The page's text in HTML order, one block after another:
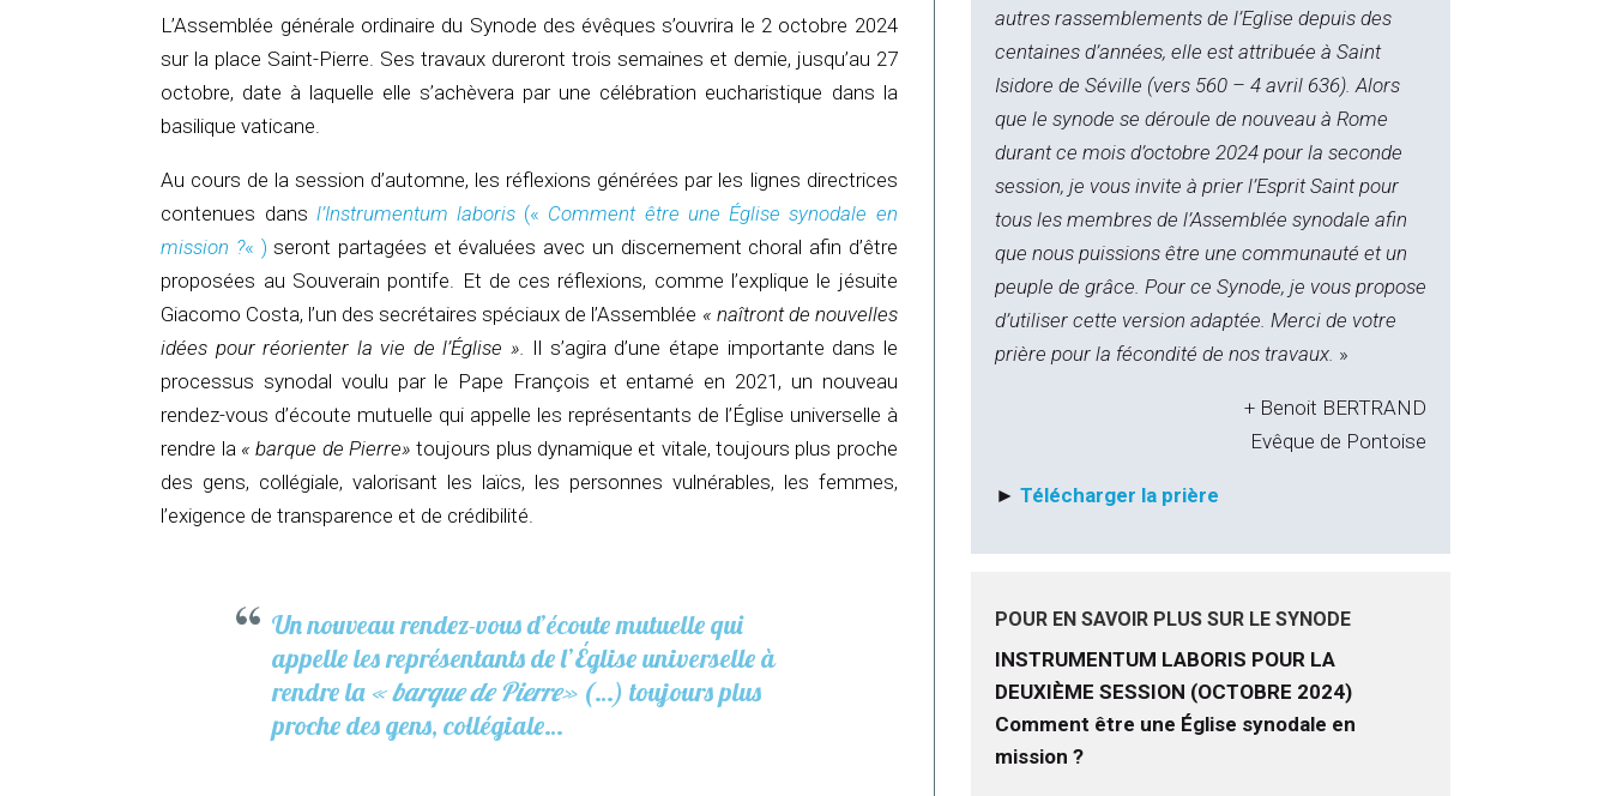
L’Assemblée générale ordinaire du Synode des évêques s’ouvrira le 2 octobre 2024
sur la place Saint-Pierre. Ses travaux dureront trois semaines et demie, jusqu’au 27
octobre, date à laquelle elle s’achèvera par une célébration eucharistique dans la
basilique vaticane.
Au cours de la session d’automne, les réflexions générées par les lignes directrices
contenues dans l’Instrumentum laboris (« Comment être une Église synodale en
mission ?« ) seront partagées et évaluées avec un discernement choral afin d’être
proposées au Souverain pontife. Et de ces réflexions, comme l’explique le jésuite
Giacomo Costa, l’un des secrétaires spéciaux de l’Assemblée « naîtront de nouvelles
idées pour réorienter la vie de l’Église ». Il s’agira d’une étape importante dans le
processus synodal voulu par le Pape François et entamé en 2021, un nouveau
rendez-vous d’écoute mutuelle qui appelle les représentants de l’Église universelle à
rendre la « barque de Pierre» toujours plus dynamique et vitale, toujours plus proche
des gens, collégiale, valorisant les laïcs, les personnes vulnérables, les femmes,
l’exigence de transparence et de crédibilité.
Un nouveau rendez-vous d’écoute mutuelle qui
appelle les représentants de l’Église universelle à
rendre la « barque de Pierre»(…) toujours plus
proche des gens, collégiale…
autres rassemblements de l’Eglise depuis des
centaines d’années, elle est attribuée à Saint
Isidore de Séville (vers 560 – 4 avril 636). Alors
que le synode se déroule de nouveau à Rome
durant ce mois d’octobre 2024 pour la seconde
session, je vous invite à prier l’Esprit Saint pour
tous les membres de l’Assemblée synodale afin
que nous puissions être une communauté et un
peuple de grâce. Pour ce Synode, je vous propose
d’utiliser cette version adaptée. Merci de votre
prière pour la fécondité de nos travaux. »
+ Benoit BERTRAND
Evêque de Pontoise
► Télécharger la prière
POUR EN SAVOIR PLUS SUR LE SYNODE
INSTRUMENTUM LABORIS POUR LA
DEUXIÈME SESSION (OCTOBRE 2024)
Comment être une Église synodale en
mission ?